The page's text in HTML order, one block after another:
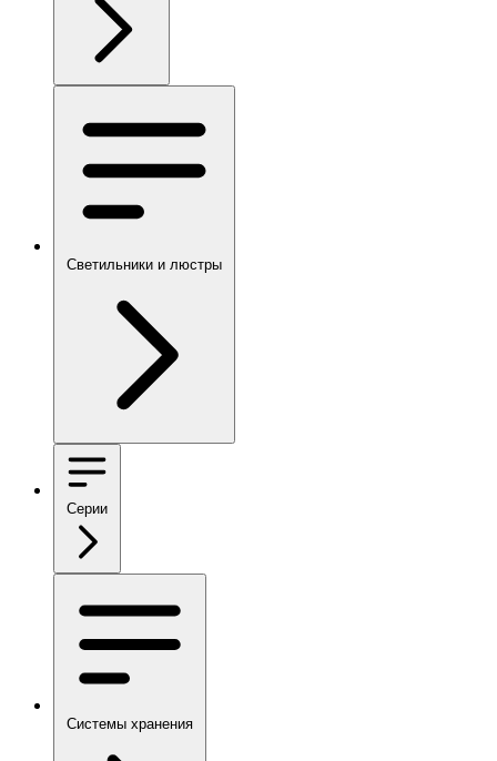
Светильники и люстры
Серии
Системы хранения